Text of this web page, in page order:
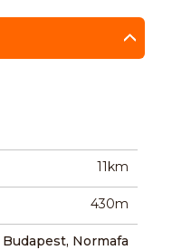
11km
430m
Budapest, Normafa